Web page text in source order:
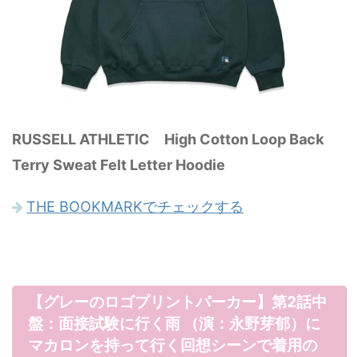
RUSSELL ATHLETIC High Cotton Loop Back
Terry Sweat Felt Letter Hoodie
THE BOOKMARKでチェックする
【グレーのロゴプリントパーカー】第2話中
盤：面接試験に行く雨 （演：永野芽郁）に
マカロンを持って行く回想シーンで着用の